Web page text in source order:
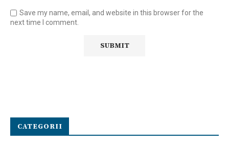
Save my name, email, and website in this browser for the
next time I comment.
CATEGORII